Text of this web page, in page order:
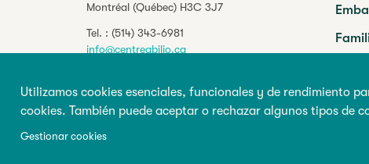
Utilizamos cookies esenciales, funcionales y de rendimiento
cookies. También puede aceptar o rechazar algunos tipos de
Gestionar cookies
Montréal (Québec) H3C 3J7
Tel. : (514) 343-6981
info@centreabilio.ca
Síganos
FacebookTwitter Youtube
© 2026 Todos los derechos reservados, Abilio